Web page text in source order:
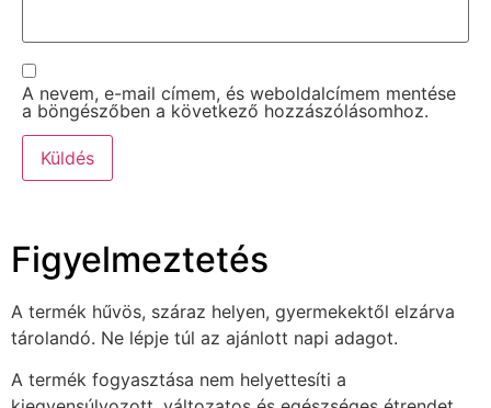
A nevem, e-mail címem, és weboldalcímem mentése
a böngészőben a következő hozzászólásomhoz.
Figyelmeztetés
A termék hűvös, száraz helyen, gyermekektől elzárva
tárolandó. Ne lépje túl az ajánlott napi adagot.
A termék fogyasztása nem helyettesíti a